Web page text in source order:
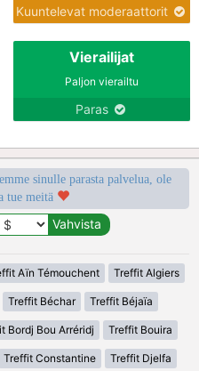
Kuuntelevat moderaattorit
Vierailijat
Paljon vierailtu
Paras
sinulle parasta palvelua, ole
tue meitä
Aïn Témouchent Treffit Algiers
Treffit Béchar Treffit Béjaïa
Bordj Bou Arréridj Treffit Bouira
Treffit Constantine Treffit Djelfa